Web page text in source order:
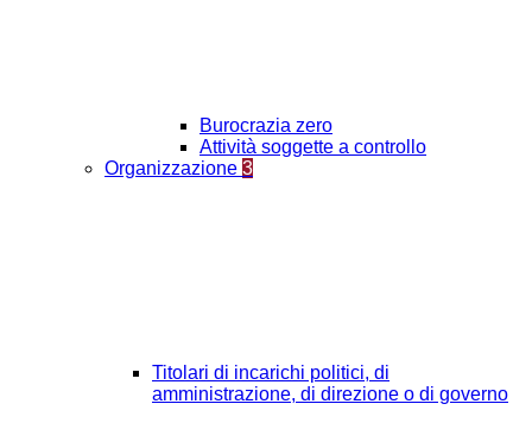
Burocrazia zero
Attività soggette a controllo
Organizzazione 3
Titolari di incarichi politici, di
amministrazione, di direzione o di governo